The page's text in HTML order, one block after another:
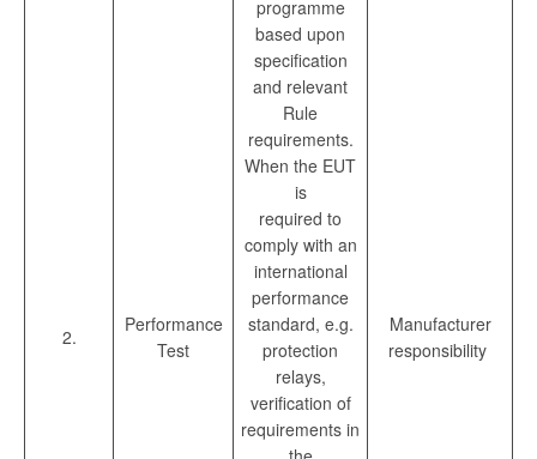
2.
Performance
Test
programme
based upon
specification
and relevant
Rule
requirements.
When the EUT
is
required to
comply with an
international
performance
standard, e.g.
protection
relays,
verification of
requirements in
Manufacturer
responsibility